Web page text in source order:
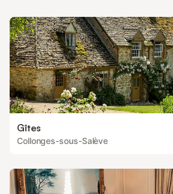
Gîtes
Collonges-sous-Salève